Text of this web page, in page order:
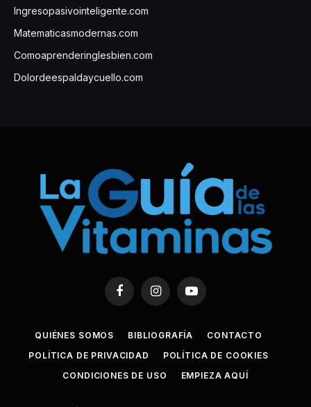
Ingresopasivointeligente.com
Matematicasmodernas.com
Comoaprenderinglesbien.com
Dolordeespaldaycuello.com
FacebookInstagramYouTube
QUIÉNES SOMOS BIBLIOGRAFÍA
CONTACTO
POLÍTICA DE PRIVACIDAD
POLÍTICA DE COOKIES
CONDICIONES DE USO
EMPIEZA AQUÍ